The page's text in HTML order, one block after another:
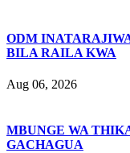
ODM
BILA RAILA KWA
Aug 06, 2026
MBUNGE WA
GACHAGUA